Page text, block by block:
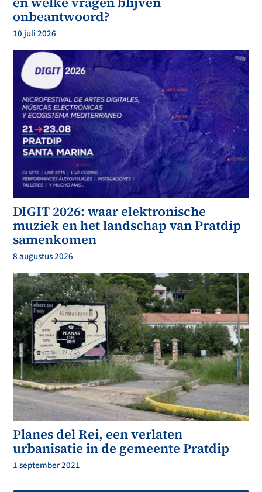
onbeantwoord?
10 juli 2026
DIGIT 2026: waar elektronische
muziek en het landschap van Pratdip
samenkomen
8 augustus 2026
Planes del Rei, een verlaten
urbanisatie in de gemeente Pratdip
1 september 2021